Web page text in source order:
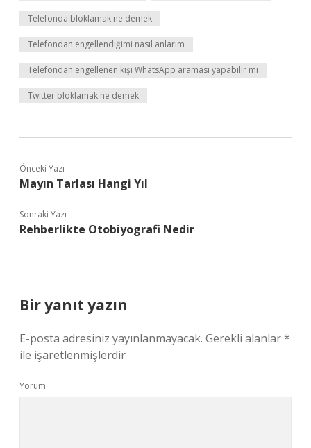
Telefonda bloklamak ne demek
Telefondan engellendiğimi nasıl anlarım
Telefondan engellenen kişi WhatsApp araması yapabilir mi
Twitter bloklamak ne demek
Önceki Yazı
Mayın Tarlası Hangi Yıl
Sonraki Yazı
Rehberlikte Otobiyografi Nedir
Bir yanıt yazın
E-posta adresiniz yayınlanmayacak. Gerekli alanlar*
ile işaretlenmişlerdir
Yorum